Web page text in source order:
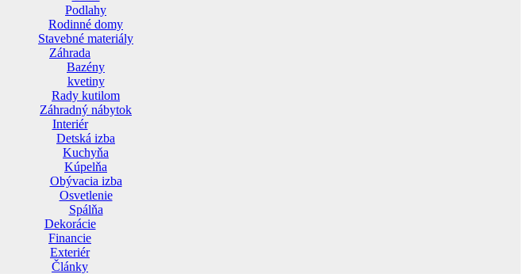
Podlahy
Rodinné domy
Stavebné materiály
Záhrada
Bazény
kvetiny
Rady kutilom
Záhradný nábytok
Interiér
Detská izba
Kuchyňa
Kúpelňa
Obývacia izba
Osvetlenie
Spálňa
Dekorácie
Financie
Exteriér
Články